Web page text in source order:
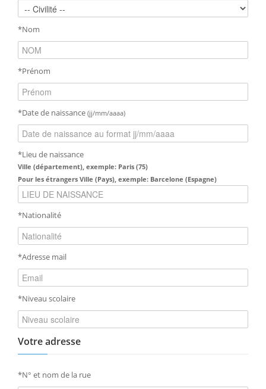
*Nom
*Prénom
*Date de naissance (jj/mm/aaaa)
*Lieu de naissance
Ville (département), exemple: Paris (75)
Pour les étrangers Ville (Pays), exemple: Barcelone (Espagne)
*Nationalité
*Adresse mail
*Niveau scolaire
Votre adresse
*N° et nom de la rue